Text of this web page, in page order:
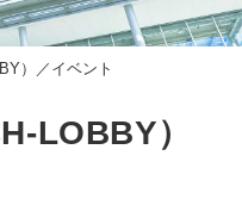
）／イベント
LOBBY）